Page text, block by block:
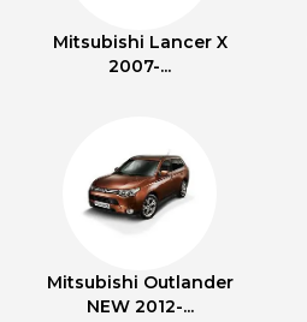
Mitsubishi Lancer X
2007-...
Mitsubishi Outlander
NEW 2012-...